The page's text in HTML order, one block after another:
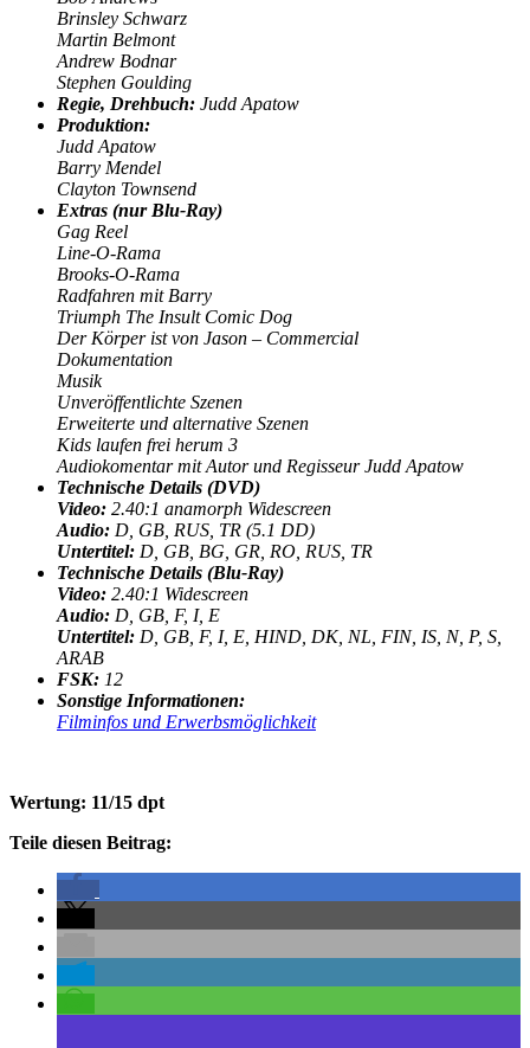
Brinsley Schwarz
Martin Belmont
Andrew Bodnar
Stephen Goulding
Regie, Drehbuch: Judd Apatow
Produktion:
Judd Apatow
Barry Mendel
Clayton Townsend
Extras (nur Blu-Ray)
Gag Reel
Line-O-Rama
Brooks-O-Rama
Radfahren mit Barry
Triumph The Insult Comic Dog
Der Körper ist von Jason – Commercial
Dokumentation
Musik
Unveröffentlichte Szenen
Erweiterte und alternative Szenen
Kids laufen frei herum 3
Audiokomentar mit Autor und Regisseur Judd Apatow
Technische Details (DVD)
Video: 2.40:1 anamorph Widescreen
Audio: D, GB, RUS, TR (5.1 DD)
Untertitel: D, GB, BG, GR, RO, RUS, TR
Technische Details (Blu-Ray)
Video: 2.40:1 Widescreen
Audio: D, GB, F, I, E
Untertitel: D, GB, F, I, E, HIND, DK, NL, FIN, IS, N, P, S,
ARAB
FSK: 12
Sonstige Informationen:
Filminfos und Erwerbsmöglichkeit
Wertung: 11/15 dpt
Teile diesen Beitrag: